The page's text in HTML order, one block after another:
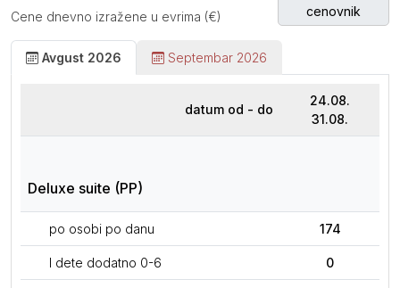
Cene dnevno izražene u evrima (€) cenovnik
Avgust 2026 Septembar 2026
datum od - do
24.08.
31.08.
Deluxe suite (PP)
po osobi po danu 174
I dete dodatno 0-6 0